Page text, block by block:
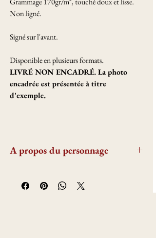
Non ligné.
Signé sur l'avant.
Disponible en plusieurs formats.
LIVRÉ NON ENCADRÉ. La photo
encadrée est présentée à titre
d'exemple.
A propos du personnage
duchesse de Saint Leu, épouse le frère de